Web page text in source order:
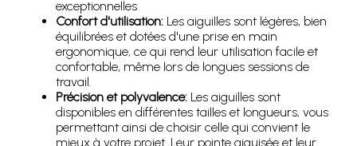
exceptionnelles
Confort d'utilisation: Les aiguilles sont légères, bien
équilibrées et dotées d'une prise en main
ergonomique, ce qui rend leur utilisation facile et
confortable, même lors de longues sessions de
travail.
Précision et polyvalence: Les aiguilles sont
disponibles en différentes tailles et longueurs, vous
permettant ainsi de choisir celle qui convient le
mieux à votre projet. Leur pointe aiguisée et leur